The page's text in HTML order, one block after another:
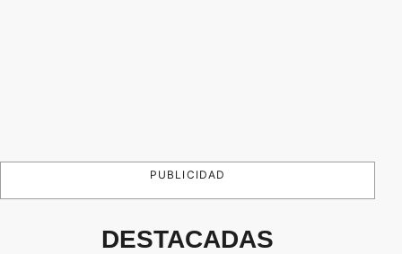
PUBLICIDAD
DESTACADAS